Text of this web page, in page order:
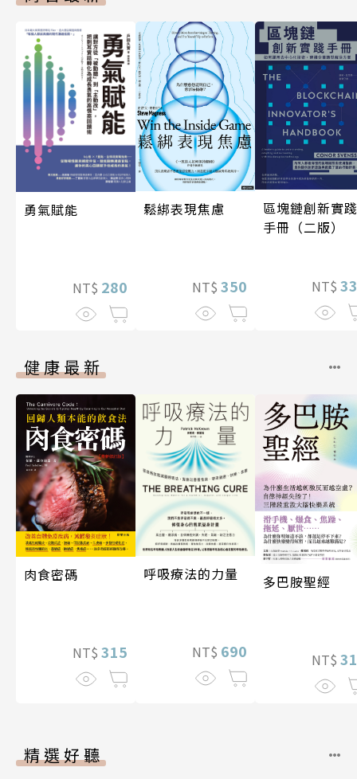
勇氣賦能
NT$ 280
鬆綁表現焦慮
NT$ 350
區塊鏈創新實踐
手冊（二版）
NT$
健康最新
肉食密碼
NT$ 315
呼吸療法的力量
NT$ 690
多巴胺聖經
NT$
精選好聽